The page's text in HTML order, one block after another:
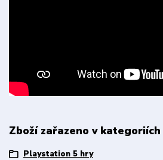
Zboží zařazeno v kategoriích
Playstation 5 hry